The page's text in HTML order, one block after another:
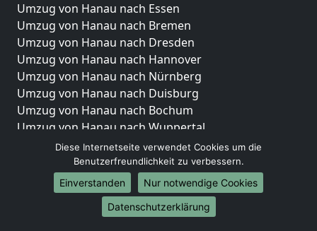
Umzug von Hanau nach Essen
Umzug von Hanau nach Bremen
Umzug von Hanau nach Dresden
Umzug von Hanau nach Hannover
Umzug von Hanau nach Nürnberg
Umzug von Hanau nach Duisburg
Umzug von Hanau nach Bochum
Umzug von Hanau nach Wuppertal
Umzug von Hanau nach Bielefeld
Umzug von Hanau nach Bonn
Umzug von Hanau nach Münster
Internationale-Umzüge
Diese Internetseite verwendet Cookies um die
Benutzerfreundlichkeit zu verbessern.
Einverstanden
Nur notwendige Cookies
Datenschutzerklärung